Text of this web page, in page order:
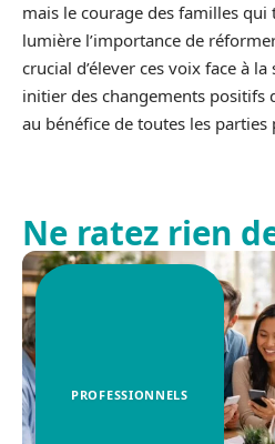
mais le courage des familles
lumière l’importance de
crucial d’élever ces voix face à
initier des changements positifs
au bénéfice de toutes les parties
Ne ratez rien
PROFESSIONNELS